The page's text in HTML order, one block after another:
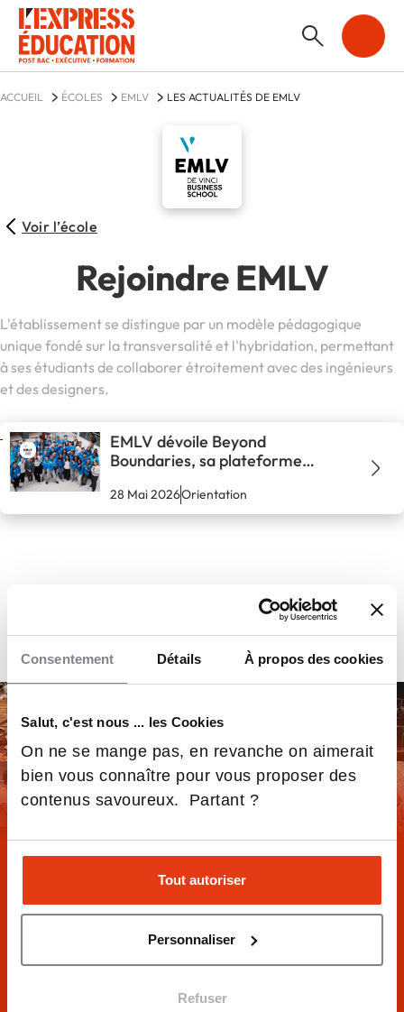
Consentement Détails À propos des cookies
Salut, c'est nous ... les Cookies
On ne se mange pas, en revanche on aimerait
bien vous connaître pour vous proposer des
contenus savoureux. Partant ?
Tout autoriser
Personnaliser
Refuser
ACCUEIL ÉCOLES EMLV LES ACTUALITÉS DE EMLV
Voir l’école
Rejoindre EMLV
L'établissement se distingue par un modèle pédagogique
unique fondé sur la transversalité et l'hybridation, permettant
à ses étudiants de collaborer étroitement avec des ingénieurs
et des designers.
EMLV dévoile Beyond
Boundaries, sa plateforme
28 Mai 2026Orientation
DÉCOUVREZ LA NEWSLETTER
100%ÉDUCATION
JE M'INSCRIS